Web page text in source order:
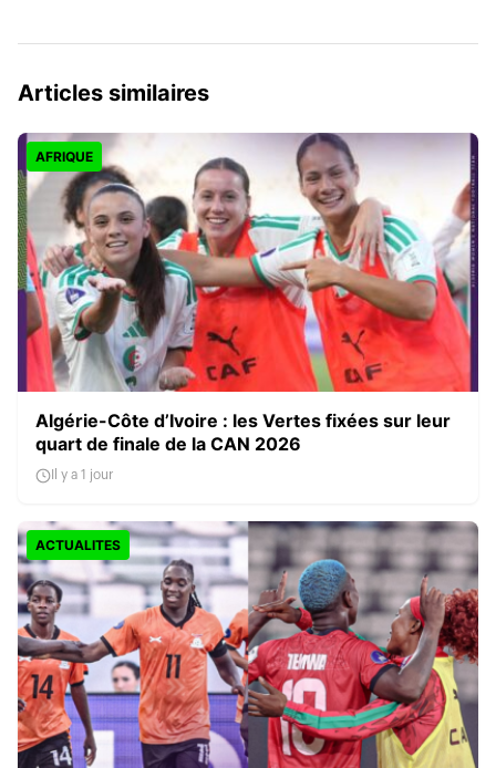
Articles similaires
AFRIQUE
Algérie-Côte d’Ivoire : les Vertes fixées sur leur
quart de finale de la CAN 2026
Il y a 1 jour
ACTUALITES